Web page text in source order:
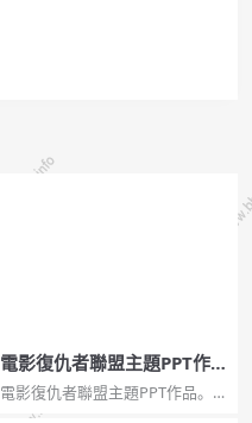
電影復仇者聯盟主題PPT作
品
電影復仇者聯盟主題PPT作品。
一套以電影《復仇者聯盟》為主